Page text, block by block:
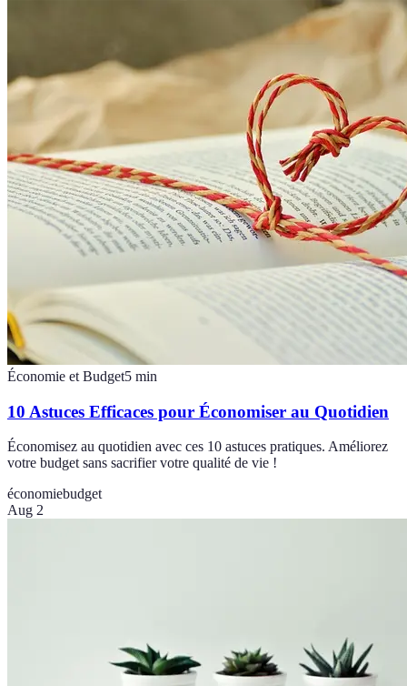
Économie et Budget5 min
10 Astuces Efficaces pour Économiser au Quotidien
Économisez au quotidien avec ces 10 astuces pratiques. Améliorez
votre budget sans sacrifier votre qualité de vie !
économiebudget
Aug 2